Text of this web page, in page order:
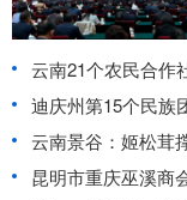
云南21个农民合作
迪庆州第15个民族
云南景谷：姬松茸
昆明市重庆巫溪商